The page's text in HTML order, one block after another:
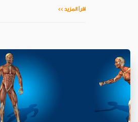
اقرأ المزيد >>